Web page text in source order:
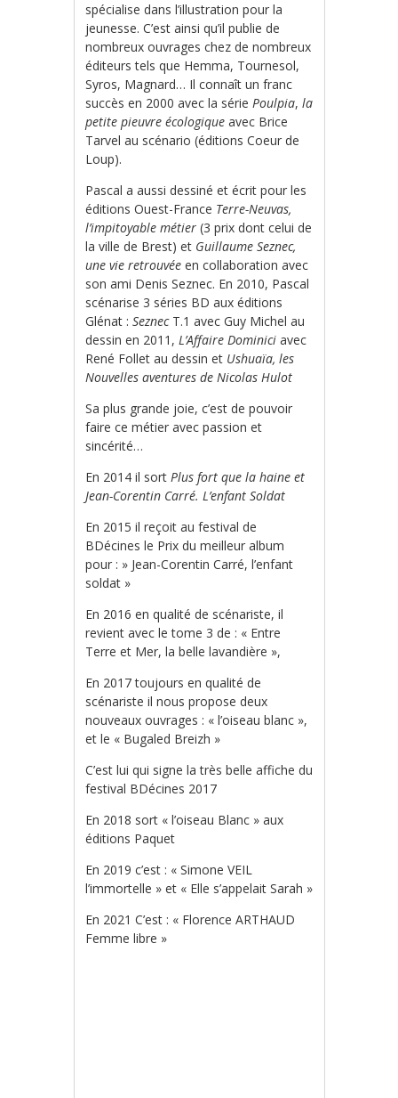
spécialise dans l’illustration pour la
jeunesse. C’est ainsi qu’il publie de
nombreux ouvrages chez de nombreux
éditeurs tels que Hemma, Tournesol,
Syros, Magnard… Il connaît un franc
succès en 2000 avec la sériePoulpia,la
petite pieuvre écologiqueavec Brice
Tarvel au scénario (éditions Coeur de
Loup).
Pascal a aussi dessiné et écrit pour les
éditions Ouest-France Terre-Neuvas,
l’impitoyable métier(3 prix dont celui de
la ville de Brest) et Guillaume Seznec,
une vie retrouvéeen collaboration avec
son ami Denis Seznec. En 2010, Pascal
scénarise 3 séries BD aux éditions
Glénat :Seznec T.1 avec Guy Michel au
dessin en 2011,L’Affaire Dominiciavec
René Follet au dessin et Ushuaïa, les
Nouvelles aventures de Nicolas Hulot
Sa plus grande joie, c’est de pouvoir
faire ce métier avec passion et
sincérité…
En 2014 il sortPlus fort que la haine et
Jean-Corentin Carré. L’enfant Soldat
En 2015 il reçoit au festival de
BDécines le Prix du meilleur album
pour : » Jean-Corentin Carré, l’enfant
soldat »
En 2016 en qualité de scénariste, il
revient avec le tome 3 de : « Entre
Terre et Mer, la belle lavandière »,
En 2017 toujours en qualité de
scénariste il nous propose deux
nouveaux ouvrages : « l’oiseau blanc »,
et le « Bugaled Breizh »
C’est lui qui signe la très belle affiche du
festival BDécines 2017
En 2018 sort « l’oiseau Blanc » aux
éditions Paquet
En 2019 c’est : « Simone VEIL
l’immortelle » et « Elle s’appelait Sarah »
En 2021 C’est : « Florence ARTHAUD
Femme libre »